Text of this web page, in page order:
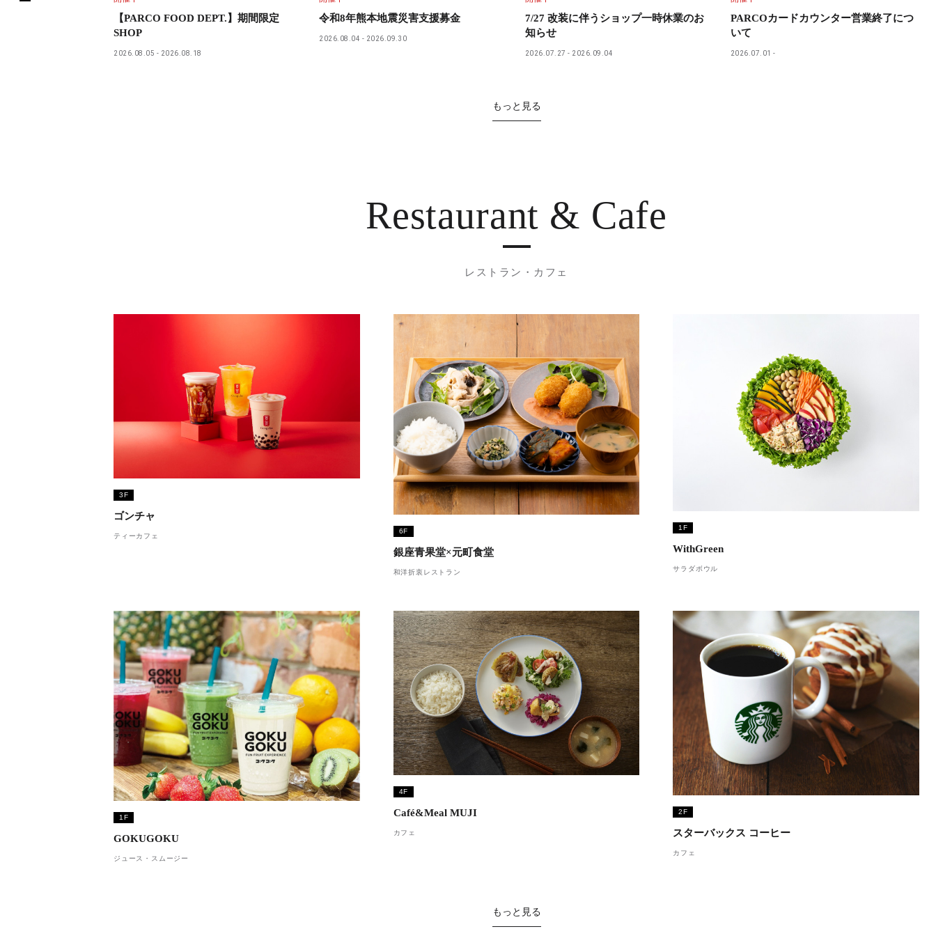
【PARCO FOOD DEPT.】期間限定
SHOP
2026.08.05 2026.08.18
令和8年熊本地震災害支援募金
2026.08.04 2026.09.30
7/27 改装に伴うショップ一時休業のお
知らせ
2026.07.27 2026.09.04
PARCOカードカウンター営業終了につ
いて
2026.07.01
もっと見る
Restaurant & Cafe
レストラン・カフェ
3F
ゴンチャ
ティーカフェ
6F
銀座青果堂×元町食堂
和洋折衷レストラン
1F
WithGreen
サラダボウル
1F
GOKUGOKU
ジュース・スムージー
4F
Café&Meal MUJI
カフェ
2F
スターバックス コーヒー
カフェ
もっと見る